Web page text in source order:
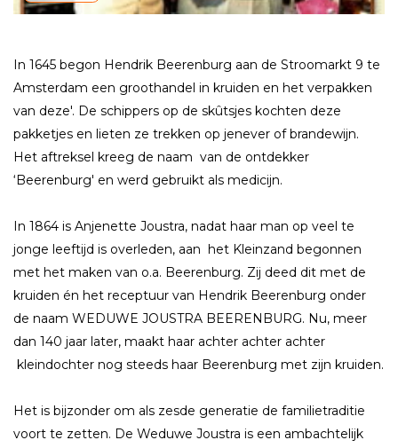
In 1645 begon Hendrik Beerenburg aan de Stroomarkt 9 te
Amsterdam een groothandel in kruiden en het verpakken
van deze'. De schippers op de skûtsjes kochten deze
pakketjes en lieten ze trekken op jenever of brandewijn.
Het aftreksel kreeg de naam van de ontdekker
‘Beerenburg' en werd gebruikt als medicijn.
In 1864 is Anjenette Joustra, nadat haar man op veel te
jonge leeftijd is overleden, aan het Kleinzand begonnen
met het maken van o.a. Beerenburg. Zij deed dit met de
kruiden én het receptuur van Hendrik Beerenburg onder
de naam WEDUWE JOUSTRA BEERENBURG. Nu, meer
dan 140 jaar later, maakt haar achter achter achter
kleindochter nog steeds haar Beerenburg met zijn kruiden.
Het is bijzonder om als zesde generatie de familietraditie
voort te zetten. De Weduwe Joustra is een ambachtelijk